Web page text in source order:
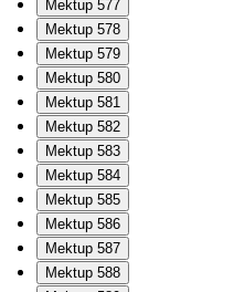
Mektup 577
Mektup 578
Mektup 579
Mektup 580
Mektup 581
Mektup 582
Mektup 583
Mektup 584
Mektup 585
Mektup 586
Mektup 587
Mektup 588